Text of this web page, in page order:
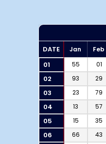
DATE
Jan Feb
01 55 01
02 93 29
03 23 79
04 13 57
05 15 35
06 66 43